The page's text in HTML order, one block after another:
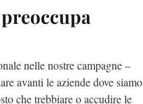
nelle nostre campagne –
avanti le aziende dove siamo
che trebbiare o accudire le